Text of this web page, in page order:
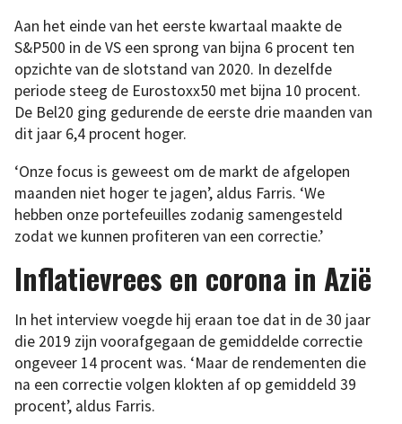
Aan het einde van het eerste kwartaal maakte de
S&P500 in de VS een sprong van bijna 6 procent ten
opzichte van de slotstand van 2020. In dezelfde
periode steeg de Eurostoxx50 met bijna 10 procent.
De Bel20 ging gedurende de eerste drie maanden van
dit jaar 6,4 procent hoger.
‘Onze focus is geweest om de markt de afgelopen
maanden niet hoger te jagen’, aldus Farris. ‘We
hebben onze portefeuilles zodanig samengesteld
zodat we kunnen profiteren van een correctie.’
Inflatievrees en corona in Azië
In het interview voegde hij eraan toe dat in de 30 jaar
die 2019 zijn voorafgegaan de gemiddelde correctie
ongeveer 14 procent was. ‘Maar de rendementen die
na een correctie volgen klokten af op gemiddeld 39
procent’, aldus Farris.